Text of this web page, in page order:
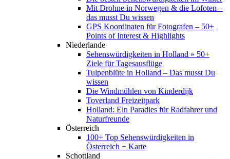
Mit Drohne in Norwegen & die Lofoten –
das musst Du wissen
GPS Koordinaten für Fotografen – 50+
Points of Interest & Highlights
Niederlande
Sehenswürdigkeiten in Holland » 50+
Ziele für Tagesausflüge
Tulpenblüte in Holland – Das musst Du
wissen
Die Windmühlen von Kinderdijk
Toverland Freizeitpark
Holland: Ein Paradies für Radfahrer und
Naturfreunde
Österreich
100+ Top Sehenswürdigkeiten in
Österreich + Karte
Schottland